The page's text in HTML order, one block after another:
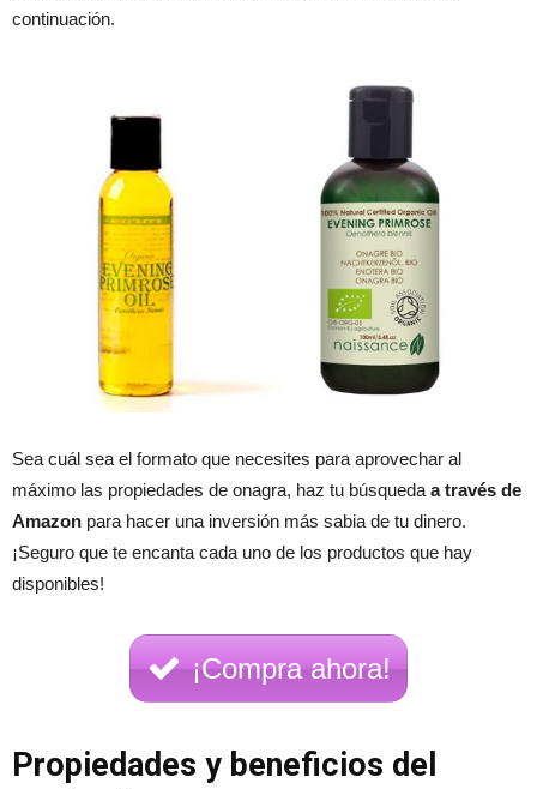
continuación.
Sea cuál sea el formato que necesites para aprovechar al
máximo las propiedades de onagra, haz tu búsqueda a través de
Amazon para hacer una inversión más sabia de tu dinero.
¡Seguro que te encanta cada uno de los productos que hay
disponibles!
¡Compra ahora!
Propiedades y beneficios del